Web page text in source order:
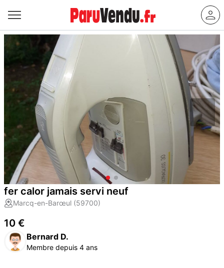
fer calor jamais servi neuf
Marcq-en-Barœul (59700)
10 €
Bernard D.
Membre depuis 4 ans